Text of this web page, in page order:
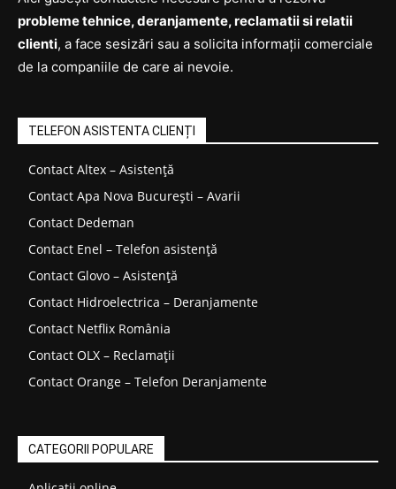
probleme tehnice, deranjamente, reclamatii si relatii
clienti, a face sesizări sau a solicita informații comerciale
de la companiile de care ai nevoie.
TELEFON ASISTENTA CLIENȚI
Contact Altex – Asistență
Contact Apa Nova București – Avarii
Contact Dedeman
Contact Enel – Telefon asistență
Contact Glovo – Asistență
Contact Hidroelectrica – Deranjamente
Contact Netflix România
Contact OLX – Reclamații
Contact Orange – Telefon Deranjamente
CATEGORII POPULARE